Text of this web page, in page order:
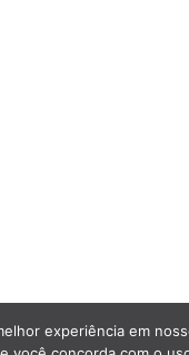
experiência em